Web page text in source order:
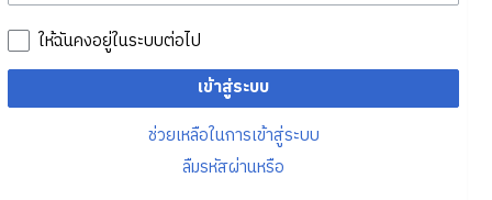
ให้ฉันคงอยู่ในระบบต่อไป
เข้าสู่ระบบ
ช่วยเหลือในการเข้าสู่ระบบ
ลืมรหัสผ่านหรือ